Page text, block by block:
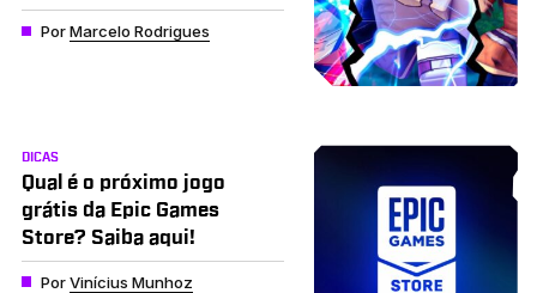
PorMarcelo Rodrigues
DICAS
Qual é o próximo jogo
grátis da Epic Games
Store? Saiba aqui!
PorVinícius Munhoz